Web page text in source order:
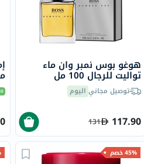
هوغو بوس نمبر وان ماء
تواليت للرجال 100 مل
توصيل مجاني اليوم
117.90
131
45% خصم